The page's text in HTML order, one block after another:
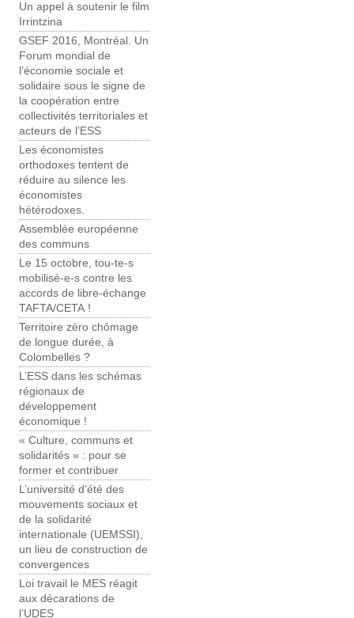
Un appel à soutenir le film
Irrintzina
GSEF 2016, Montréal. Un
Forum mondial de
l’économie sociale et
solidaire sous le signe de
la coopération entre
collectivités territoriales et
acteurs de l’ESS
Les économistes
orthodoxes tentent de
réduire au silence les
économistes
hétérodoxes.
Assemblée européenne
des communs
Le 15 octobre, tou-te-s
mobilisé-e-s contre les
accords de libre-échange
TAFTA/CETA !
Territoire zéro chômage
de longue durée, à
Colombelles ?
L’ESS dans les schémas
régionaux de
développement
économique !
« Culture, communs et
solidarités » : pour se
former et contribuer
L’université d’été des
mouvements sociaux et
de la solidarité
internationale (UEMSSI),
un lieu de construction de
convergences
Loi travail le MES réagit
aux décarations de
l’UDES